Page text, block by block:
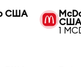
США
США
1